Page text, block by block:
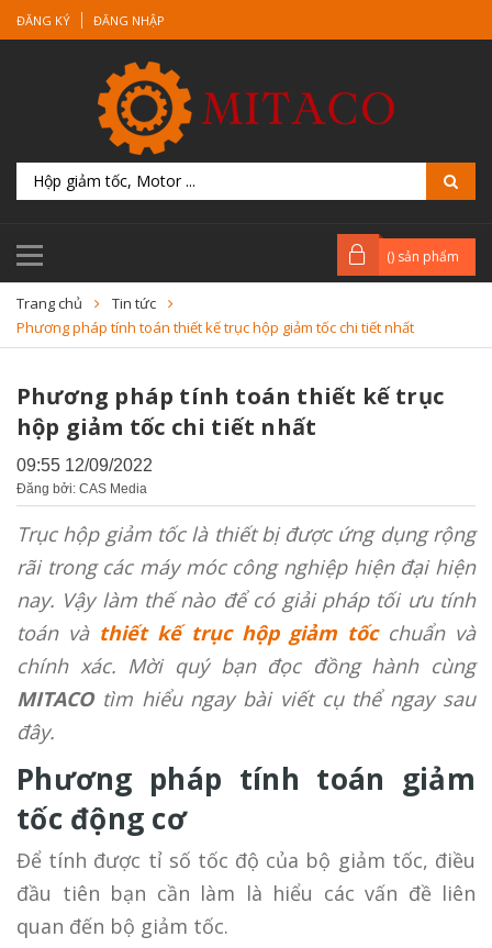
ĐĂNG KÝ ĐĂNG NHẬP
() sản phẩm
Trang chủ
Tin tức
Phương pháp tính toán thiết kế trục hộp giảm tốc chi tiết nhất
Phương pháp tính toán thiết kế trục
hộp giảm tốc chi tiết nhất
09:55 12/09/2022
Đăng bởi: CAS Media
Trục hộp giảm tốc là thiết bị được ứng dụng rộng
rãi trong các máy móc công nghiệp hiện đại hiện
nay. Vậy làm thế nào để có giải pháp tối ưu tính
toán và thiết kế trục hộp giảm tốcchuẩn và
chính xác. Mời quý bạn đọc đồng hành cùng
MITACOtìm hiểu ngay bài viết cụ thể ngay sau
đây.
Phương pháp tính toán giảm
tốc động cơ
Để tính được tỉ số tốc độ của bộ giảm tốc, điều
đầu tiên bạn cần làm là hiểu các vấn đề liên
quan đến bộ giảm tốc.